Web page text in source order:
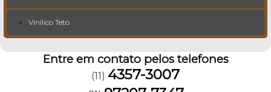
Vinílico Teto
Entre em contato pelos telefones
(11) 4357-3007